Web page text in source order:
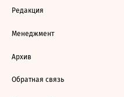
Редакция
Менеджмент
Архив
Обратная связь